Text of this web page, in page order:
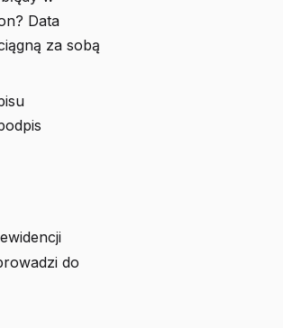
Data
za sobą
do